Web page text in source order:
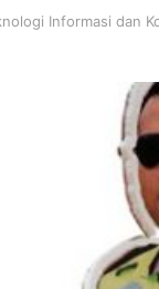
Informasi dan